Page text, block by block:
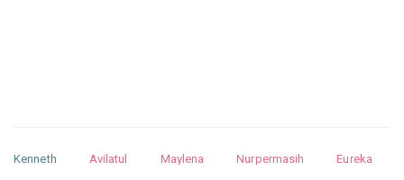
Kenneth Avilatul Maylena Nurpermasih
Eureka